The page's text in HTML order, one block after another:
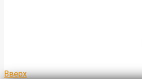
Вверх